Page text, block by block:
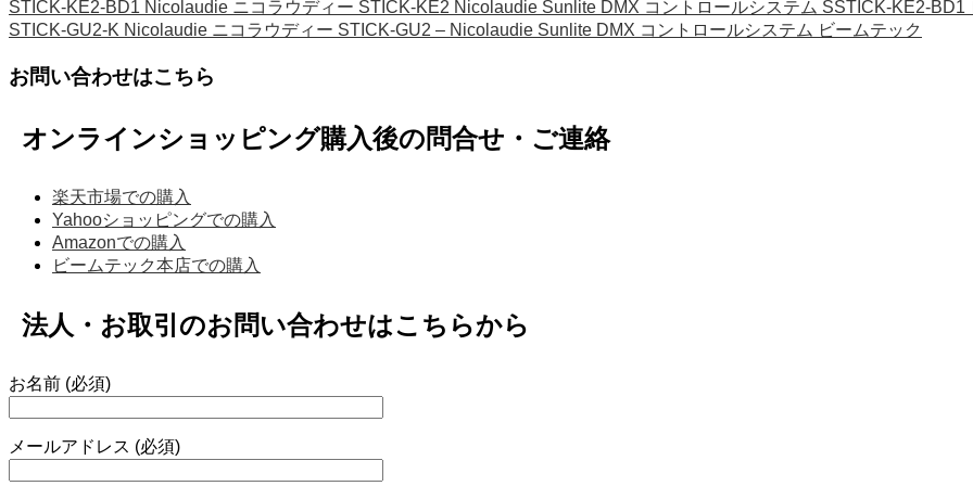
STICK-KE2-BD1 Nicolaudie ニコラウディー STICK-KE2 Nicolaudie Sunlite DMX コントロールシステム SSTICK-KE2-BD1
STICK-GU2-K Nicolaudie ニコラウディー STICK-GU2 – Nicolaudie Sunlite DMX コントロールシステム ビームテック
お問い合わせはこちら
オンラインショッピング購入後の問合せ・ご連絡
楽天市場での購入
Yahooショッピングでの購入
Amazonでの購入
ビームテック本店での購入
法人・お取引のお問い合わせはこちらから
お名前 (必須)
メールアドレス (必須)